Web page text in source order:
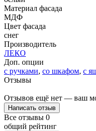
Материал фасада
МДФ
Цвет фасада
снег
Производитель
ЛЕКО
Доп. опции
с ручками, со шкафом, с
Отзывы
Отзывов ещё нет — ваш
Написать отзыв
Все отзывы 0
общий рейтинг